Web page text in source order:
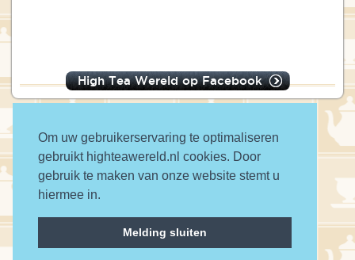
Om uw gebruikerservaring te optimaliseren
gebruikt highteawereld.nl cookies. Door
gebruik te maken van onze website stemt u
hiermee in.
Melding sluiten
High Tea Wereld op Facebook
© 2016 High Tea Wereld
a wwwanted website